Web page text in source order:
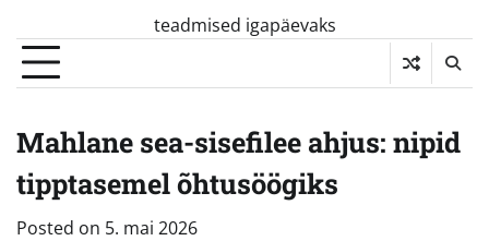
teadmised igapäevaks
Mahlane sea-sisefilee ahjus: nipid
tipptasemel õhtusöögiks
Posted on 5. mai 2026